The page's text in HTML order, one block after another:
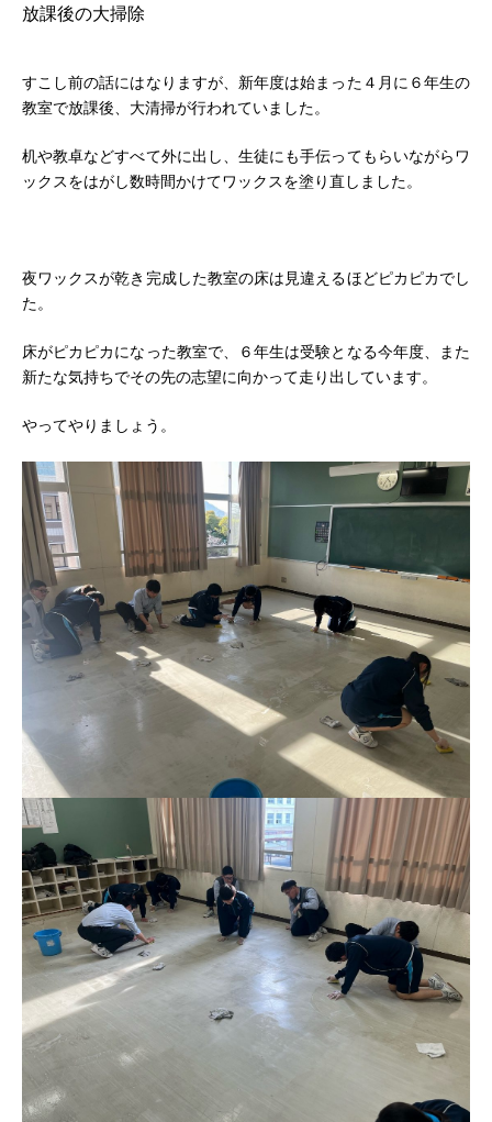
放課後の大掃除
すこし前の話にはなりますが、新年度は始まった４月に６年生の
教室で放課後、大清掃が行われていました。
机や教卓などすべて外に出し、生徒にも手伝ってもらいながらワ
ックスをはがし数時間かけてワックスを塗り直しました。
夜ワックスが乾き完成した教室の床は見違えるほどピカピカでし
た。
床がピカピカになった教室で、６年生は受験となる今年度、また
新たな気持ちでその先の志望に向かって走り出しています。
やってやりましょう。